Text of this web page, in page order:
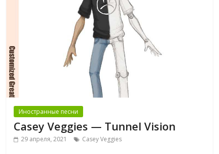
Иностранные песни
Casey Veggies — Tunnel Vision
29 апреля, 2021 Casey Veggies